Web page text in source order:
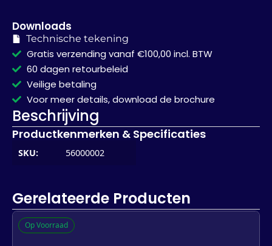
Downloads
Technische tekening
Gratis verzending vanaf €100,00 incl. BTW
60 dagen retourbeleid
Veilige betaling
Voor meer details, download de brochure
Beschrijving
Productkenmerken & Specificaties
SKU: 56000002
Gerelateerde Producten
Op Voorraad